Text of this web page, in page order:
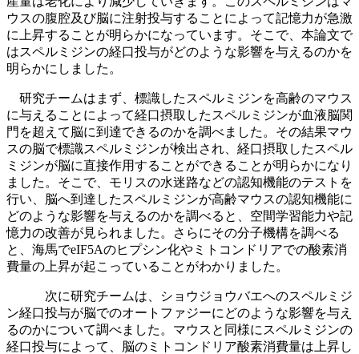
ウスの腹腔及び脳に注射投与することによって記憶力が急激
に上昇することが明らかになっています。そこで、本論文で
はスペルミジンの経口投与がどのような影響を与えるのかを
明らかにしました。
研究チームはまず、標識したスペルミジンを高齢のマウス
に与えることによって経口摂取したスペルミジンが血液脳関
門を超えて脳に到達できるのかを調べました。その結果マウ
スの脳で標識スペルミジンが検出され、経口摂取したスペル
ミジンが脳に直接作用することができることが明らかになり
ました。そこで、モリスの水迷路などの認知機能のテストを
行い、脳へ到達したスペルミジンが高齢マウスの認知機能に
どのような影響を与えるのかを調べると、空間学習能力や記
憶力の改善が見られました。さらにその分子機構を調べる
と、海馬でeIF5Aのヒプシン化やミトコンドリアでの酸素消
費量の上昇が起こっていることがわかりました。
次に研究チームは、ショウジョウバエへのスペルミジ
ン経口投与が脳でのオートファジーにどのような影響を与え
るのかについて調べました。マウスと同様にスペルミジンの
経口投与によって、脳のミトコンドリア酸素消費量は上昇し